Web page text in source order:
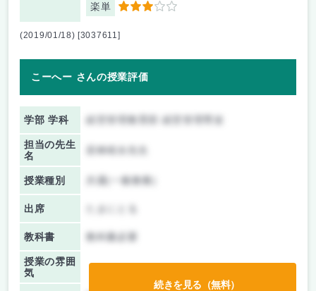
楽単 3
(2019/01/18) [3037611]
こーへー さんの授業評価
学部 学科
担当の先生
名
若林靖永先生
授業種別 共通(一般教養)
出席
教科書 教科書必要
授業の雰囲
気
続きを見る（無料）